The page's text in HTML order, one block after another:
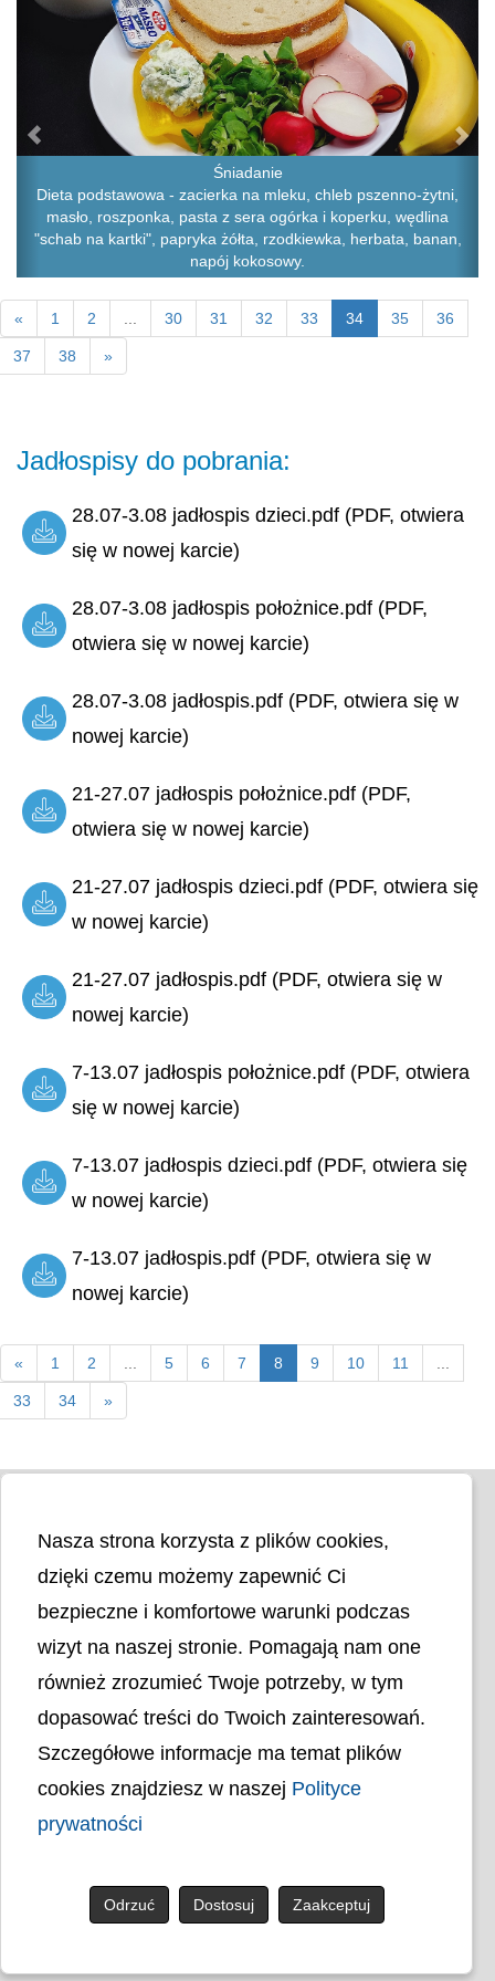
Śniadanie
Dieta podstawowa - zacierka na mleku, chleb pszenno-żytni,
masło, roszponka, pasta z sera ogórka i koperku, wędlina
"schab na kartki", papryka żółta, rzodkiewka, herbata, banan,
napój kokosowy.
« 1 2 30 31 32 33 34 35 36
37 38 »
Jadłospisy do pobrania:
28.07-3.08 jadłospis dzieci.pdf (PDF, otwiera
się w nowej karcie)
28.07-3.08 jadłospis położnice.pdf (PDF,
otwiera się w nowej karcie)
28.07-3.08 jadłospis.pdf (PDF, otwiera się w
nowej karcie)
21-27.07 jadłospis położnice.pdf (PDF,
otwiera się w nowej karcie)
21-27.07 jadłospis dzieci.pdf (PDF, otwiera się
w nowej karcie)
21-27.07 jadłospis.pdf (PDF, otwiera się w
nowej karcie)
7-13.07 jadłospis położnice.pdf (PDF, otwiera
się w nowej karcie)
7-13.07 jadłospis dzieci.pdf (PDF, otwiera się
w nowej karcie)
7-13.07 jadłospis.pdf (PDF, otwiera się w
nowej karcie)
« 1 2 5 6 7 8 9 10 11
33 34 »
Liczba odwiedzin
Polityka prywatności
Mapa strony
Ochrona Danych Osobowych
Deklaracja Dostępności
© uck.katowice.pl.
Nasza strona korzysta z plików cookies,
dzięki czemu możemy zapewnić Ci
bezpieczne i komfortowe warunki podczas
wizyt na naszej stronie. Pomagają nam one
również zrozumieć Twoje potrzeby, w tym
dopasować treści do Twoich zainteresowań.
Szczegółowe informacje ma temat plików
cookies znajdziesz w naszej Polityce
prywatności
Odrzuć Dostosuj Zaakceptuj